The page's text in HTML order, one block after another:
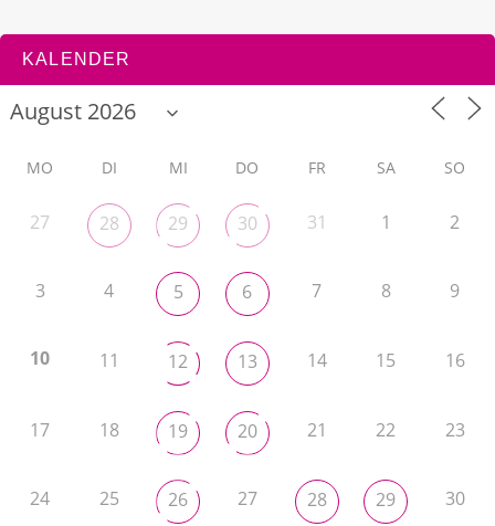
KALENDER
MO DI MI DO FR SA SO
27 28 29 30 31 1 2
3 4 5 6 7 8 9
10 11 12 13 14 15 16
17 18 19 20 21 22 23
24 25 26 27 28 29 30